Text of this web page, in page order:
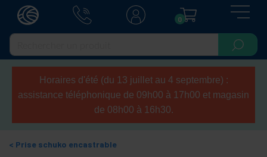
0
Horaires d'été (du 13 juillet au 4 septembre) :
assistance téléphonique de 09h00 à 17h00 et magasin
de 08h00 à 16h30.
Prise schuko encastrable